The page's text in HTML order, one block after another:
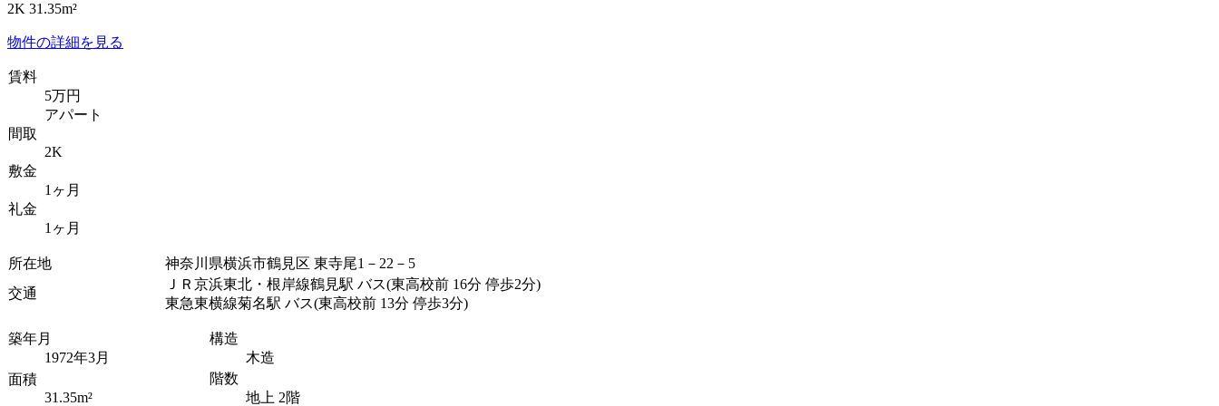
2K 31.35m²
物件の詳細を見る
賃料
5万円
アパート
間取
2K
敷金
1ヶ月
礼金
1ヶ月
所在地
神奈川県横浜市鶴見区 東寺尾1－22－5
交通
ＪＲ京浜東北・根岸線鶴見駅 バス(東高校前 16分 停歩2分)
東急東横線菊名駅 バス(東高校前 13分 停歩3分)
築年月
1972年3月
構造
木造
面積
31.35m²
階数
地上 2階